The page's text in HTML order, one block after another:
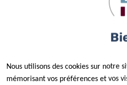
au LIH
après un
Nous utilisons des cookies sur notre
mémorisant vos préférences et vos